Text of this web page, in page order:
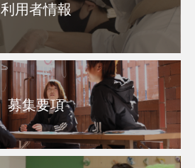
利用者情報
募集要項